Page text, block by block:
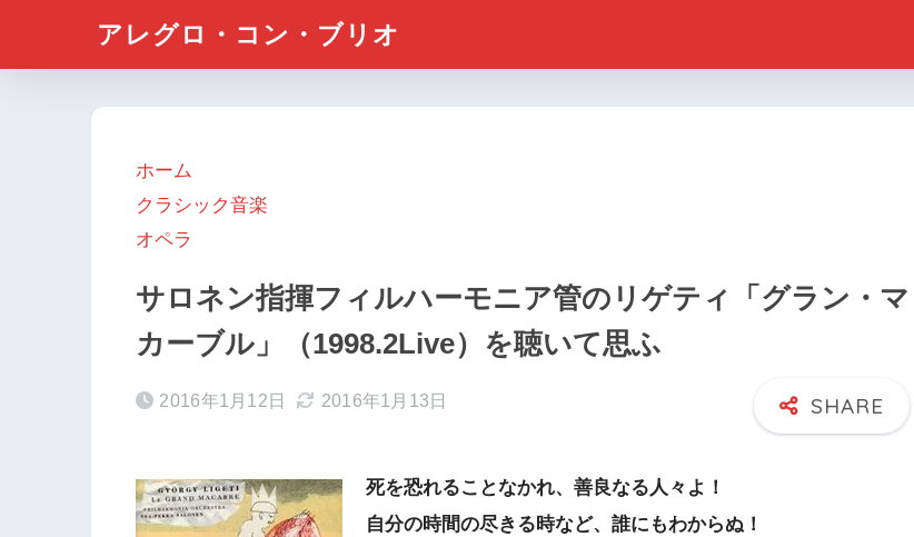
アレグロ・コン・ブリオ
ホーム
クラシック音楽
オペラ
サロネン指揮フィルハーモニア管のリゲティ「グラン・マ
カーブル」（1998.2Live）を聴いて思ふ
2016年1月12日 2016年1月13日
死を恐れることなかれ、善良なる人々よ！
自分の時間の尽きる時など、誰にもわからぬ！